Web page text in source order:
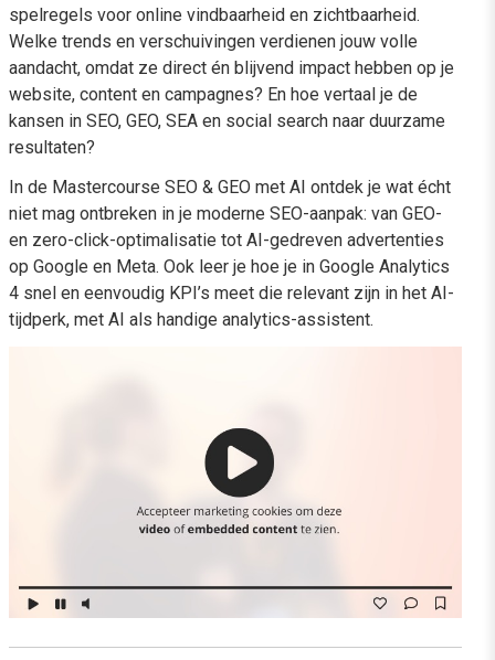
spelregels voor online vindbaarheid en zichtbaarheid.
Welke trends en verschuivingen verdienen jouw volle
aandacht, omdat ze direct én blijvend impact hebben op je
website, content en campagnes? En hoe vertaal je de
kansen in SEO, GEO, SEA en social search naar duurzame
resultaten?
In de Mastercourse SEO & GEO met AI ontdek je wat écht
niet mag ontbreken in je moderne SEO-aanpak: van GEO-
en zero-click-optimalisatie tot AI-gedreven advertenties
op Google en Meta. Ook leer je hoe je in Google Analytics
4 snel en eenvoudig KPI’s meet die relevant zijn in het AI-
tijdperk, met AI als handige analytics-assistent.